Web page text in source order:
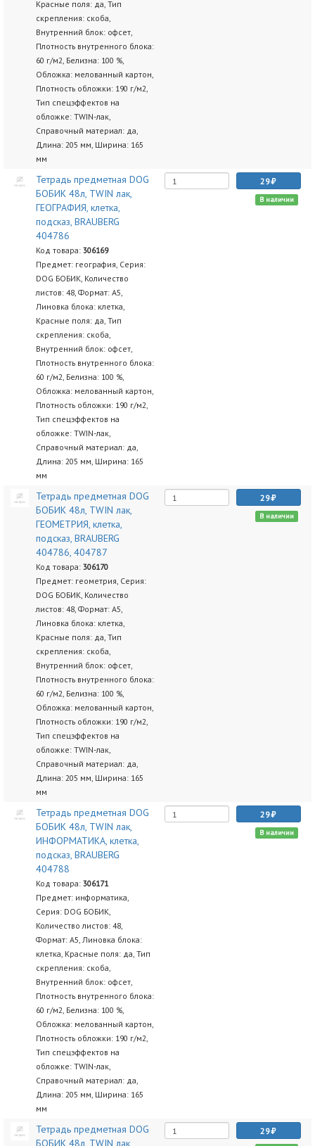
Красные поля: да, Тип
скрепления: скоба,
Внутренний блок: офсет,
Плотность внутренного блока:
60 г/м2, Белизна: 100 %,
Обложка: мелованный картон,
Плотность обложки: 190 г/м2,
Тип спецэффектов на
обложке: TWIN-лак,
Справочный материал: да,
Длина: 205 мм, Ширина: 165
мм
Тетрадь предметная DOG
БОБИК 48л, TWIN лак,
ГЕОГРАФИЯ, клетка,
подсказ, BRAUBERG
404786
Код товара: 306169
Предмет: география, Серия:
DOG БОБИК, Количество
листов: 48, Формат: А5,
Линовка блока: клетка,
Красные поля: да, Тип
скрепления: скоба,
Внутренний блок: офсет,
Плотность внутренного блока:
60 г/м2, Белизна: 100 %,
Обложка: мелованный картон,
Плотность обложки: 190 г/м2,
Тип спецэффектов на
обложке: TWIN-лак,
Справочный материал: да,
Длина: 205 мм, Ширина: 165
мм
29
В наличии
Тетрадь предметная DOG
БОБИК 48л, TWIN лак,
ГЕОМЕТРИЯ, клетка,
подсказ, BRAUBERG
404786, 404787
Код товара: 306170
Предмет: геометрия, Серия:
DOG БОБИК, Количество
листов: 48, Формат: А5,
Линовка блока: клетка,
Красные поля: да, Тип
скрепления: скоба,
Внутренний блок: офсет,
Плотность внутренного блока:
60 г/м2, Белизна: 100 %,
Обложка: мелованный картон,
Плотность обложки: 190 г/м2,
Тип спецэффектов на
обложке: TWIN-лак,
Справочный материал: да,
Длина: 205 мм, Ширина: 165
мм
29
В наличии
Тетрадь предметная DOG
БОБИК 48л, TWIN лак,
ИНФОРМАТИКА, клетка,
подсказ, BRAUBERG
404788
Код товара: 306171
Предмет: информатика,
Серия: DOG БОБИК,
Количество листов: 48,
Формат: А5, Линовка блока:
клетка, Красные поля: да, Тип
скрепления: скоба,
Внутренний блок: офсет,
Плотность внутренного блока:
60 г/м2, Белизна: 100 %,
Обложка: мелованный картон,
Плотность обложки: 190 г/м2,
Тип спецэффектов на
обложке: TWIN-лак,
Справочный материал: да,
Длина: 205 мм, Ширина: 165
мм
29
В наличии
Тетрадь предметная DOG
БОБИК 48л, TWIN лак,
29